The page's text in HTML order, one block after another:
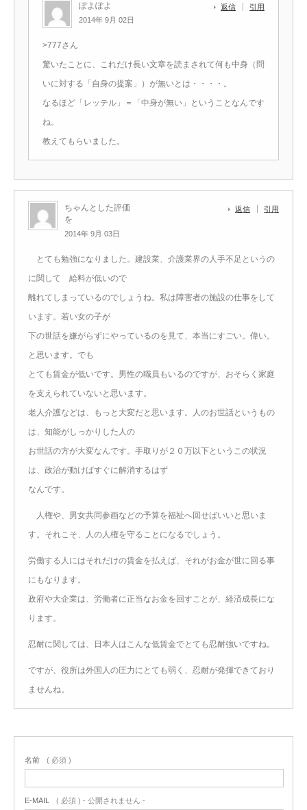
ぽよぽよ
2014年 9月 02日
返信 引用
>777さん
驚いたことに、これだけ長い文章を読まされて何も中身（問
いに対する「自身の提案」）が無いとは・・・・。
なるほど「レッテル」＝「中身が無い」ということなんです
ね。
教えてもらいました。
ちゃんとした評価
を
2014年 9月 03日
返信 引用
とても勉強になりました。建設業、介護業界の人手不足というの
に関して 給料が低いので
離れてしまっているのでしょうね。私は障害者の施設の仕事をして
います。若い女の子が
下の世話を嫌がらずにやっているのを見て、本当にすごい。偉い。
と思います。でも
とても賃金が低いです。男性の職員もいるのですが、おそらく家庭
を支えられていないと思います。
老人介護などは、もっと大変だと思います。人のお世話というもの
は、知能がしっかりした人の
お世話の方が大変なんです。手取りが２０万以下というこの状況
は、政治が動けばすぐに解消するはず
なんです。
人権や、男女共同参画などの予算を福祉へ回せばいいと思いま
す。それこそ、人の人権を守ることになるでしょう。
労働する人にはそれだけの賃金を払えば、それがお金が世に回る事
にもなります。
政府や大企業は、労働者に正当なお金を回すことが、経済成長にな
ります。
忍耐に関しては、日本人はこんな低賃金でとても忍耐強いですね。
ですが、役所は外国人の圧力にとても弱く、忍耐が発揮できており
ませんね。
名前 ( 必須 )
E-MAIL ( 必須 ) - 公開されません -